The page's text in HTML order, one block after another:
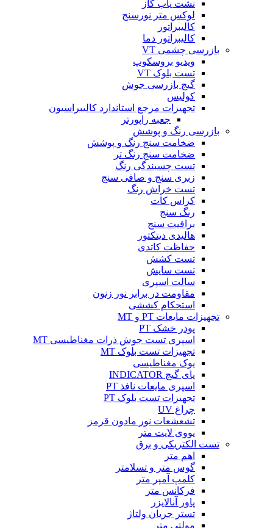
نشت یاب گاز
لوکس متر نورسنج
کالیبراتور
کالیبراتور دما
بازرسی چشمی VT
ویدیو بروسکوپ
تست بلوک VT
گیج بازرسی جوش
کولیس
تجهیزات مرجع استاندارد کالیبراسیون
جعبه راپورتر
بازرسی رنگ و پوشش
ضخامت سنج رنگ و پوشش
ضخامت سنج رنگ تر
تست چسبندگی رنگ
زبری سنج و صافی سنج
تست خراش رنگ
کراس کات
رنگ سنج
براقیت سنج
هالیدی دیتکتور
حفاظت کاتدی
تست کشش
تست سایش
سالت اسپری
مقاومت در برابر نور زنون
استحکام کششی
تجهیزات مایعات PT و MT
پودر خشک PT
اسپری تست جوش ذرات مغناطیسی MT
تجهیزات تست بلوک MT
یوک مغناطیسی
پای گیج INDICATOR
اسپری مایعات نافذ PT
تجهیزات تست بلوک PT
چراغ UV
تشعشعات نور مادون قرمز
یووی لایت متر
تست الکتریکی و برق
اهم متر
گوس متر و تسلامتر
کلمپ آمپر متر
فرکانس متر
پاور آنالایزر
تستر جریان ولتاژ
مولتی متر